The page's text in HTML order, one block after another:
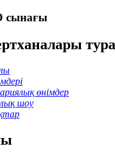
сынағы
өнімдер
шоу